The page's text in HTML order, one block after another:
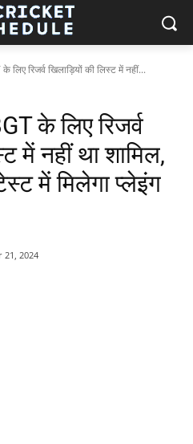
रिजर्व खिलाड़ियों की लिस्ट में नहीं...
के लिए रिजर्व
में नहीं था शामिल,
में मिलेगा प्लेइंग
21, 2024